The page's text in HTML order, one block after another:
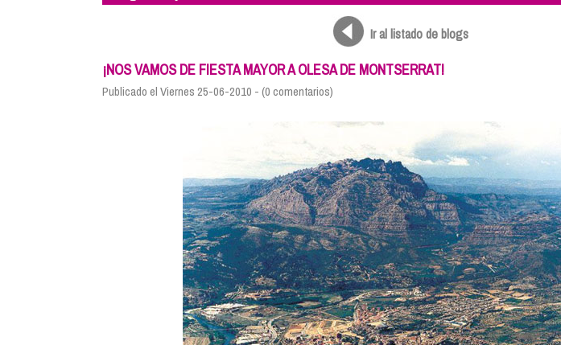
Ir al listado de blogs
¡NOS VAMOS DE FIESTA MAYOR A OLESA DE MONTSERRAT!
Publicado el Viernes 25-06-2010 - (0 comentarios)